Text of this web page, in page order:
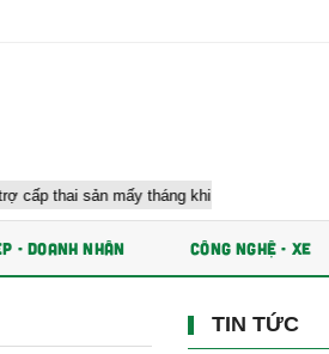
mấy tháng khi sinh con thứ 2?
- DOANH NHÂN CÔNG NGHỆ - XE
TIN TỨC